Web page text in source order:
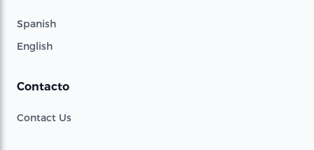
Spanish
English
Contacto
Contact Us